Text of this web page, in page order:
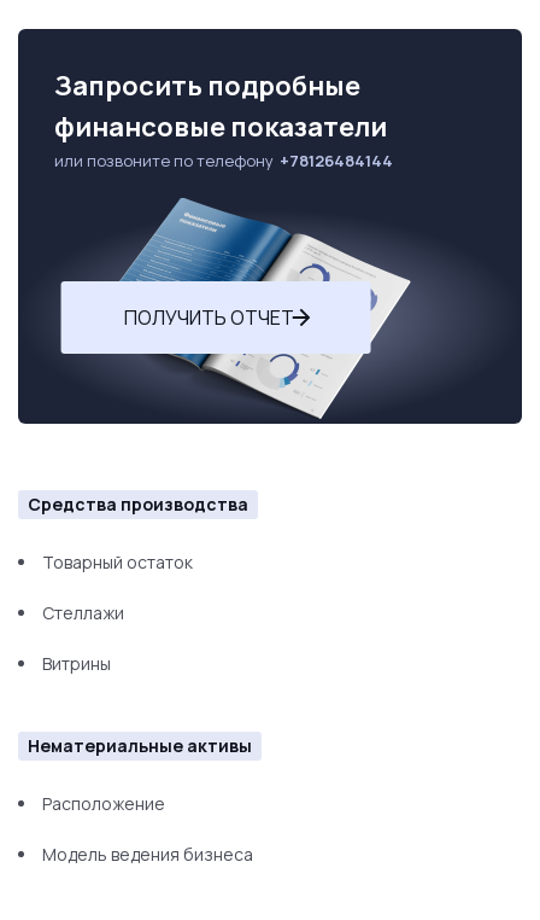
Запросить подробные
финансовые показатели
или позвоните по телефону +78126484144
ПОЛУЧИТЬ ОТЧЕТ
Средства производства
Товарный остаток
Стеллажи
Витрины
Нематериальные активы
Расположение
Модель ведения бизнеса